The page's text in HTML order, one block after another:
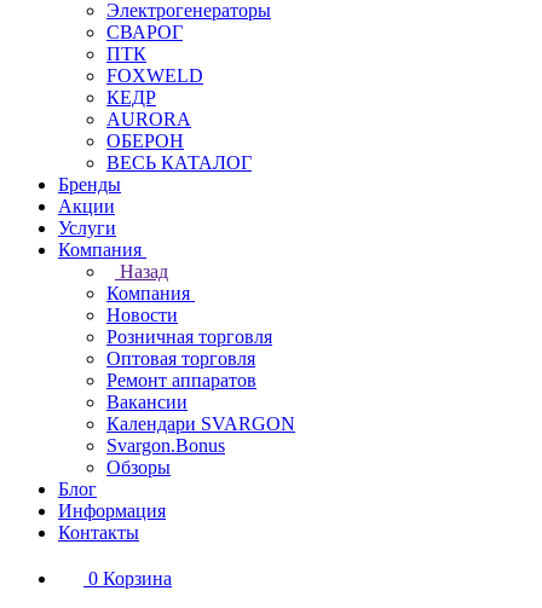
Электрогенераторы
СВАРОГ
ПТК
FOXWELD
КЕДР
AURORA
ОБЕРОН
ВЕСЬ КАТАЛОГ
Бренды
Акции
Услуги
Компания
Назад
Компания
Новости
Розничная торговля
Оптовая торговля
Ремонт аппаратов
Вакансии
Календари SVARGON
Svargon.Bonus
Обзоры
Блог
Информация
Контакты
0 Корзина